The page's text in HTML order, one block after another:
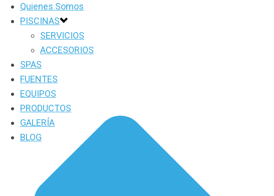
Quienes Somos
PISCINAS
SERVICIOS
ACCESORIOS
SPAS
FUENTES
EQUIPOS
PRODUCTOS
GALERÍA
BLOG